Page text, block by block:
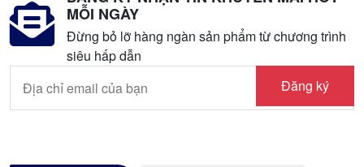
MỖI NGÀY
Đừng bỏ lỡ hàng ngàn sản phẩm từ chương trình
siêu hấp dẫn
Đăng ký